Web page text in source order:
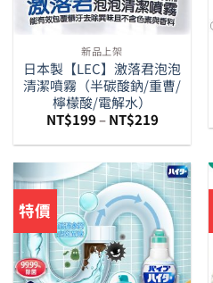
新品上架
日本製【LEC】激落君泡泡
清潔噴霧（半碳酸鈉/重曹/
檸檬酸/電解水）
NT$199–NT$219
特價